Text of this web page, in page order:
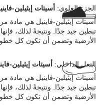
الجزء العلوي: أسيتات إيثيلين-
أسيتات إيثيلين-فاينيل هي مادة
تبطين جيد جدًا. ونتيجةً لذلك،
الأرضية وتضمن أن تكون كل
النعل الداخلي: أسيتات إيثيلين-
أسيتات إيثيلين-فاينيل هي مادة
تبطين جيد جدًا. ونتيجةً لذلك،
الأرضية وتضمن أن تكون كل